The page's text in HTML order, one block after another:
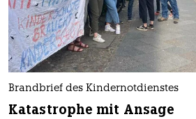
Brandbrief des Kindernotdienstes
Katastrophe mit Ansage